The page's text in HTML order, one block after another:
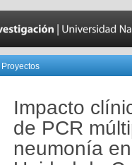
Proyectos
Impacto
de PCR
neumonía